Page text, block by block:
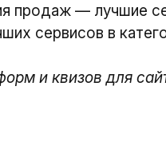
продаж — лучшие
сервисов в
и квизов для